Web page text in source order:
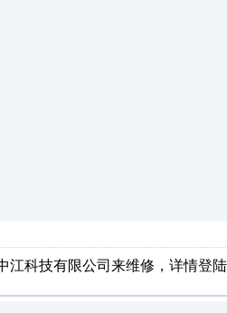
江科技有限公司来维修，详情登陆